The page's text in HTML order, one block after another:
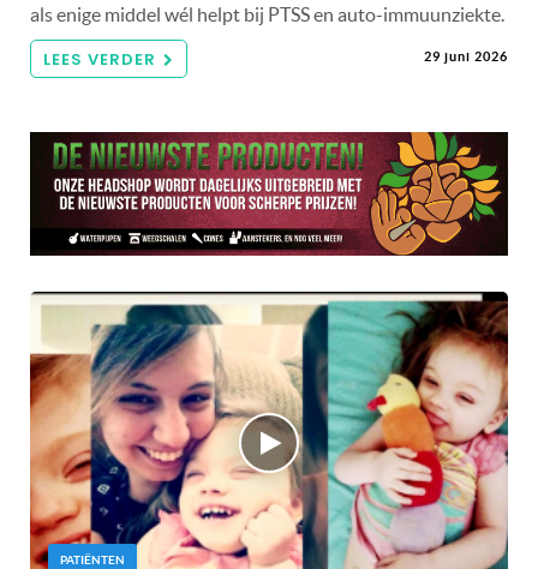
als enige middel wél helpt bij PTSS en auto-immuunziekte.
LEES VERDER 29 juni 2026
PATIËNTEN